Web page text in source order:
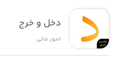
دخل و خرج
امور ‌مالی